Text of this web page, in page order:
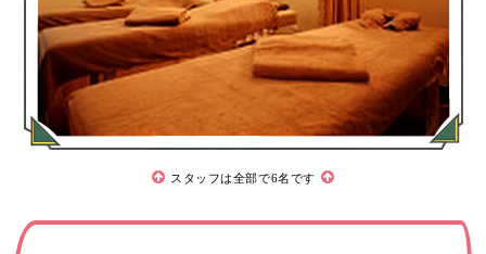
スタッフは全部で6名です